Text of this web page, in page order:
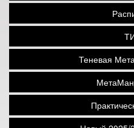
Теневая